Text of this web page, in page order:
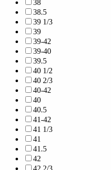
38
38.5
39 1/3
39
39-42
39-40
39.5
40 1/2
40 2/3
40-42
40
40.5
41-42
41 1/3
41
41.5
42
42 2/3